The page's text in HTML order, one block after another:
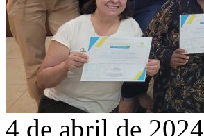
4 de abril de 2024